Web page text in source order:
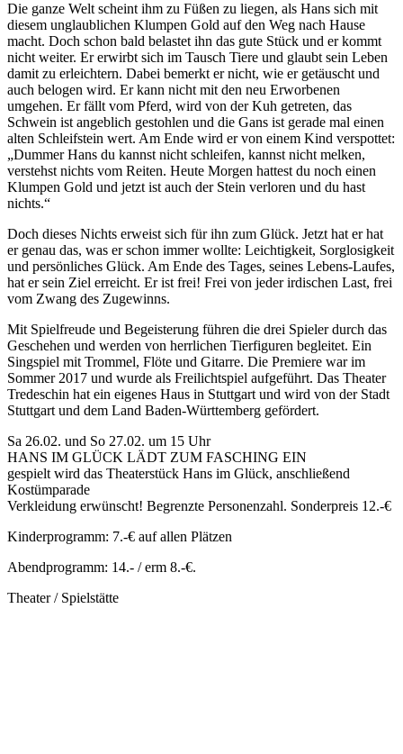
Die ganze Welt scheint ihm zu Füßen zu liegen, als Hans sich mit
diesem unglaublichen Klumpen Gold auf den Weg nach Hause
macht. Doch schon bald belastet ihn das gute Stück und er kommt
nicht weiter. Er erwirbt sich im Tausch Tiere und glaubt sein Leben
damit zu erleichtern. Dabei bemerkt er nicht, wie er getäuscht und
auch belogen wird. Er kann nicht mit den neu Erworbenen
umgehen. Er fällt vom Pferd, wird von der Kuh getreten, das
Schwein ist angeblich gestohlen und die Gans ist gerade mal einen
alten Schleifstein wert. Am Ende wird er von einem Kind verspottet:
„Dummer Hans du kannst nicht schleifen, kannst nicht melken,
verstehst nichts vom Reiten. Heute Morgen hattest du noch einen
Klumpen Gold und jetzt ist auch der Stein verloren und du hast
nichts.“
Doch dieses Nichts erweist sich für ihn zum Glück. Jetzt hat er hat
er genau das, was er schon immer wollte: Leichtigkeit, Sorglosigkeit
und persönliches Glück. Am Ende des Tages, seines Lebens-Laufes,
hat er sein Ziel erreicht. Er ist frei! Frei von jeder irdischen Last, frei
vom Zwang des Zugewinns.
Mit Spielfreude und Begeisterung führen die drei Spieler durch das
Geschehen und werden von herrlichen Tierfiguren begleitet. Ein
Singspiel mit Trommel, Flöte und Gitarre. Die Premiere war im
Sommer 2017 und wurde als Freilichtspiel aufgeführt. Das Theater
Tredeschin hat ein eigenes Haus in Stuttgart und wird von der Stadt
Stuttgart und dem Land Baden-Württemberg gefördert.
Sa 26.02. und So 27.02. um 15 Uhr
HANS IM GLÜCK LÄDT ZUM FASCHING EIN
gespielt wird das Theaterstück Hans im Glück, anschließend
Kostümparade
Verkleidung erwünscht! Begrenzte Personenzahl. Sonderpreis 12.-€
Kinderprogramm: 7.-€ auf allen Plätzen
Abendprogramm: 14.- / erm 8.-€.
Theater / Spielstätte